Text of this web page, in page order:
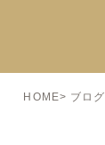
HOME ブログ